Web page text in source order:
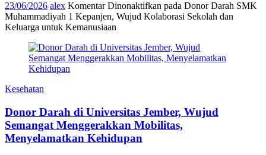
23/06/2026 alex Komentar Dinonaktifkan pada Donor Darah SMK
Muhammadiyah 1 Kepanjen, Wujud Kolaborasi Sekolah dan
Keluarga untuk Kemanusiaan
Kesehatan
Donor Darah di Universitas Jember, Wujud
Semangat Menggerakkan Mobilitas,
Menyelamatkan Kehidupan